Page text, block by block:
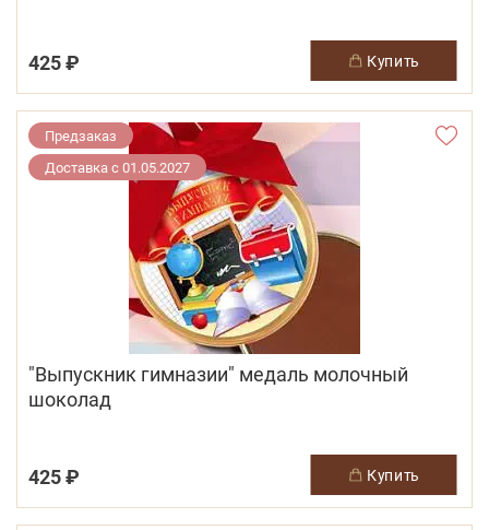
425 ₽ купить
Предзаказ
Доставка с 01.05.2027
"Выпускник гимназии" медаль молочный
шоколад
425 ₽ купить